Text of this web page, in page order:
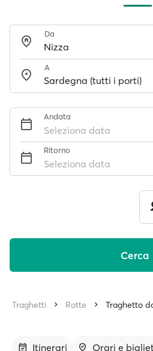
Da
A
Andata
Seleziona data
Ritorno
Seleziona data
Cerca
Traghetti Rotte Traghetto
Itinerari
Orari e